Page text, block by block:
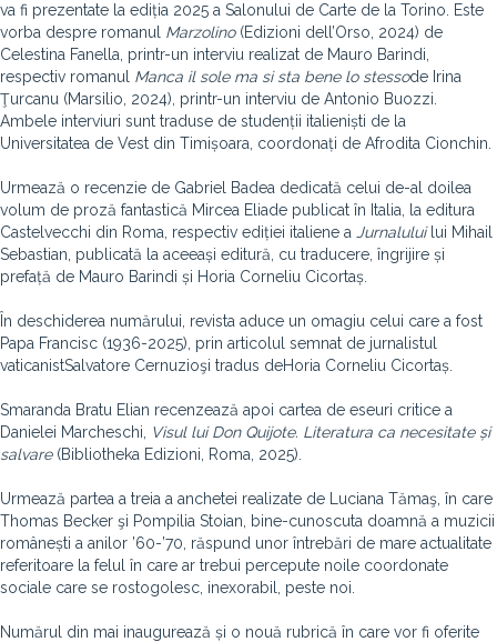
va fi prezentate la ediția 2025 a Salonului de Carte de la Torino. Este
vorba despre romanul Marzolino(Edizioni dell’Orso, 2024) de
Celestina Fanella, printr-un interviu realizat de Mauro Barindi,
respectiv romanul Manca il sole ma si sta bene lo stessode Irina
Ţurcanu (Marsilio, 2024), printr-un interviu de Antonio Buozzi.
Ambele interviuri sunt traduse de studenții italieniști de la
Universitatea de Vest din Timișoara, coordonați de Afrodita Cionchin.
Urmează o recenzie de Gabriel Badea dedicată celui de-al doilea
volum de proză fantastică Mircea Eliade publicat în Italia, la editura
Castelvecchi din Roma, respectiv ediției italiene a Jurnaluluilui Mihail
Sebastian, publicată la aceeași editură, cu traducere, îngrijire și
prefață de Mauro Barindi și Horia Corneliu Cicortaș.
În deschiderea numărului, revista aduce un omagiu celui care a fost
Papa Francisc (1936-2025), prin articolul semnat de jurnalistul
vaticanistSalvatore Cernuzioşi tradus deHoria Corneliu Cicortaș.
Smaranda Bratu Elian recenzează apoi cartea de eseuri critice a
Danielei Marcheschi,
Visul lui Don Quijote. Literatura ca necesitate și
salvare(Bibliotheka Edizioni, Roma, 2025).
Urmează partea a treia a anchetei realizate de Luciana Tămaş, în care
Thomas Becker şi Pompilia Stoian, bine-cunoscuta doamnă a muzicii
românești a anilor ’60-’70, răspund unor întrebări de mare actualitate
referitoare la felul în care ar trebui percepute noile coordonate
sociale care se rostogolesc, inexorabil, peste noi.
Numărul din mai inaugurează și o nouă rubrică în care vor fi oferite